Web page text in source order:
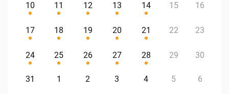
10 11 12 13 14 15 16
17 18 19 20 21 22 23
24 25 26 27 28 29 30
31 1 2 3 4 5 6